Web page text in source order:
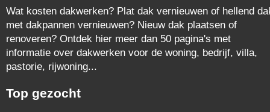
Wat kosten dakwerken? Plat dak vernieuwen of hellend
met dakpannen vernieuwen? Nieuw dak plaatsen of
renoveren? Ontdek hier meer dan 50 pagina's met
informatie over dakwerken voor de woning, bedrijf, villa,
pastorie, rijwoning...
Top gezocht